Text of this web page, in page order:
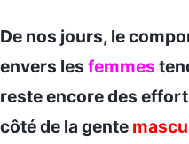
De nos jours, le
envers les femmes
reste encore des
côté de la gente